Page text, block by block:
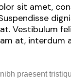
sit amet,
Vestibulum
at, interdum
praesent